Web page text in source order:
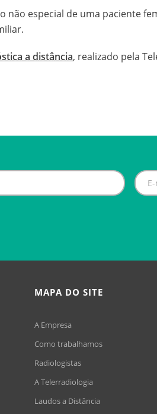
não especial de uma paciente
a distância, realizado pela
MAPA DO SITE
A Empresa
Como trabalhamos
Radiologistas
A Telerradiologia
Laudos a Distância